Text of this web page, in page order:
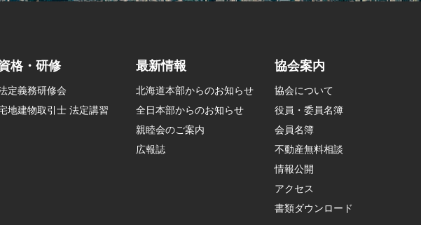
格・研修
定義務研修会
地建物取引士 法定講習
最新情報
北海道本部からのお知らせ
全日本部からのお知らせ
親睦会のご案内
広報誌
協会案内
協会について
役員・委員名簿
会員名簿
不動産無料相談
情報公開
アクセス
書類ダウンロード